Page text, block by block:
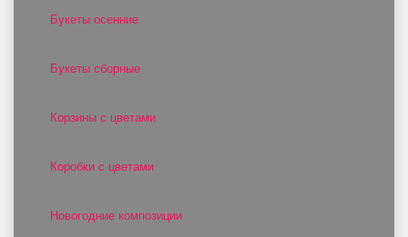
Букеты осенние
Букеты сборные
Корзины с цветами
Коробки с цветами
Новогодние композиции